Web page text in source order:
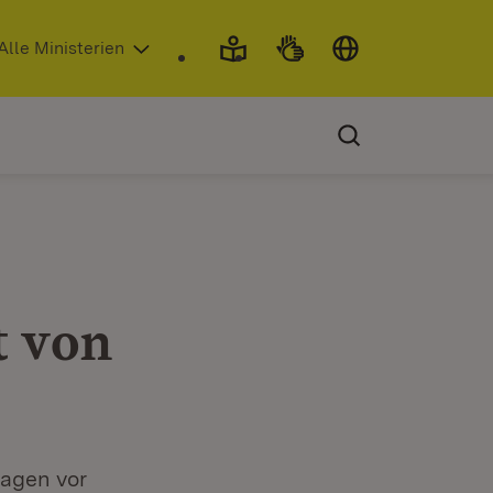
neuem Fenster)
Ministerien
von
vor